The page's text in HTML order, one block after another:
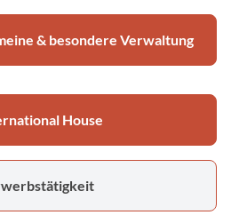
& besondere Verwaltung
House